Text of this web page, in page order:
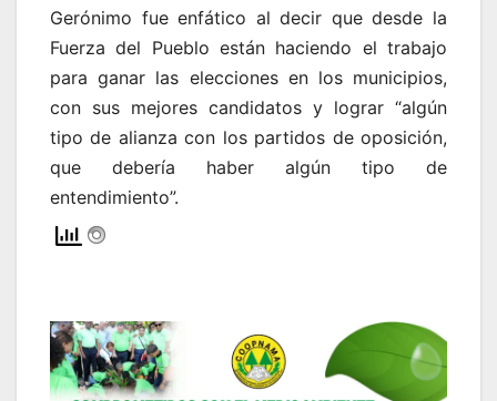
Gerónimo fue enfático al decir que desde la
Fuerza del Pueblo están haciendo el trabajo
para ganar las elecciones en los municipios,
con sus mejores candidatos y lograr “algún
tipo de alianza con los partidos de oposición,
que debería haber algún tipo de
entendimiento”.